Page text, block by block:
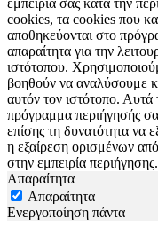
εμπειρία σας κατά την
cookies, τα cookies που
αποθηκεύονται στο
απαραίτητα για την
ιστότοπου.
βοηθούν να αναλύσουμε
αυτόν τον ιστότοπο.
πρόγραμμα περιήγησής
επίσης τη δυνατότητα να
η εξαίρεση ορισμένων
στην εμπειρία περιήγησης.
Απαραίτητα
Απαραίτητα
Ενεργοποίηση πάντα